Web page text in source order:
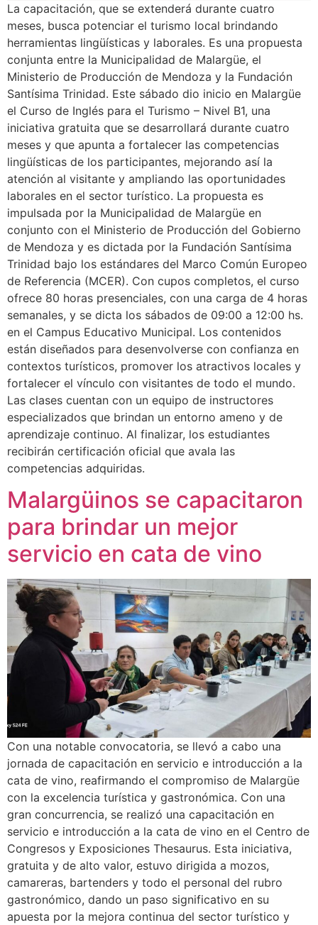
La capacitación, que se extenderá durante cuatro
meses, busca potenciar el turismo local brindando
herramientas lingüísticas y laborales. Es una propuesta
conjunta entre la Municipalidad de Malargüe, el
Ministerio de Producción de Mendoza y la Fundación
Santísima Trinidad. Este sábado dio inicio en Malargüe
el Curso de Inglés para el Turismo – Nivel B1, una
iniciativa gratuita que se desarrollará durante cuatro
meses y que apunta a fortalecer las competencias
lingüísticas de los participantes, mejorando así la
atención al visitante y ampliando las oportunidades
laborales en el sector turístico. La propuesta es
impulsada por la Municipalidad de Malargüe en
conjunto con el Ministerio de Producción del Gobierno
de Mendoza y es dictada por la Fundación Santísima
Trinidad bajo los estándares del Marco Común Europeo
de Referencia (MCER). Con cupos completos, el curso
ofrece 80 horas presenciales, con una carga de 4 horas
semanales, y se dicta los sábados de 09:00 a 12:00 hs.
en el Campus Educativo Municipal. Los contenidos
están diseñados para desenvolverse con confianza en
contextos turísticos, promover los atractivos locales y
fortalecer el vínculo con visitantes de todo el mundo.
Las clases cuentan con un equipo de instructores
especializados que brindan un entorno ameno y de
aprendizaje continuo. Al finalizar, los estudiantes
recibirán certificación oficial que avala las
competencias adquiridas.
Malargüinos se capacitaron
para brindar un mejor
servicio en cata de vino
Con una notable convocatoria, se llevó a cabo una
jornada de capacitación en servicio e introducción a la
cata de vino, reafirmando el compromiso de Malargüe
con la excelencia turística y gastronómica. Con una
gran concurrencia, se realizó una capacitación en
servicio e introducción a la cata de vino en el Centro de
Congresos y Exposiciones Thesaurus. Esta iniciativa,
gratuita y de alto valor, estuvo dirigida a mozos,
camareras, bartenders y todo el personal del rubro
gastronómico, dando un paso significativo en su
apuesta por la mejora continua del sector turístico y